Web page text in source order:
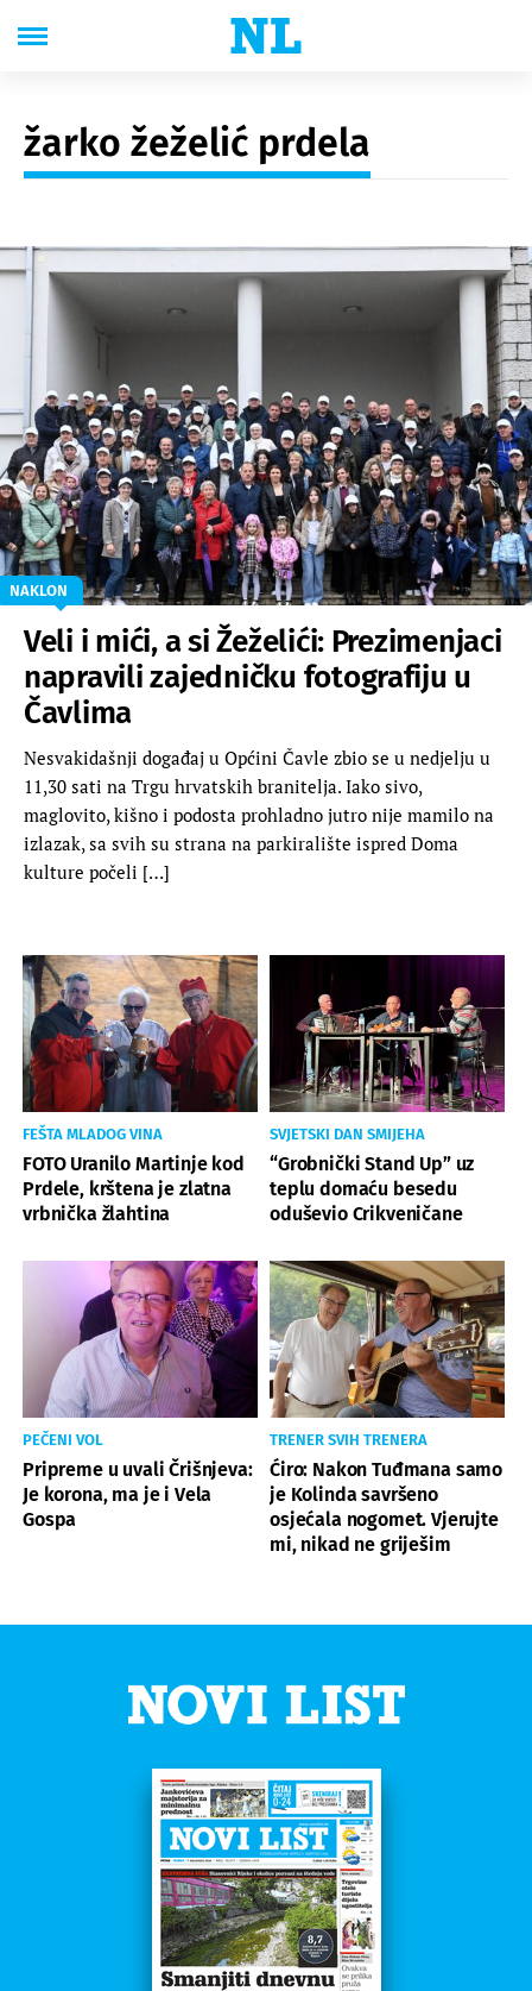
žarko žeželić prdela
NAKLON
Veli i mići, a si Žeželići: Prezimenjaci
napravili zajedničku fotografiju u
Čavlima
Nesvakidašnji događaj u Općini Čavle zbio se u nedjelju u
11,30 sati na Trgu hrvatskih branitelja. Iako sivo,
maglovito, kišno i podosta prohladno jutro nije mamilo na
izlazak, sa svih su strana na parkiralište ispred Doma
kulture počeli […]
FEŠTA MLADOG VINA
FOTO Uranilo Martinje kod
Prdele, krštena je zlatna
vrbnička žlahtina
SVJETSKI DAN SMIJEHA
“Grobnički Stand Up” uz
teplu domaću besedu
oduševio Crikveničane
PEČENI VOL
Pripreme u uvali Črišnjeva:
Je korona, ma je i Vela
Gospa
TRENER SVIH TRENERA
Ćiro: Nakon Tuđmana samo
je Kolinda savršeno
osjećala nogomet. Vjerujte
mi, nikad ne griješim